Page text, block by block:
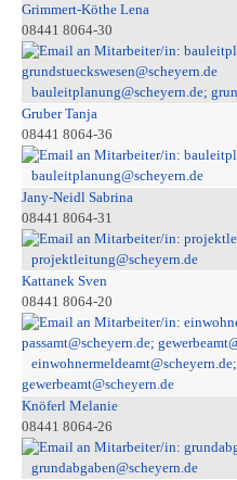
Grimmert-Köthe Lena
08441 8064-30
bauleitplanung@scheyern.de;
Gruber Tanja
08441 8064-36
bauleitplanung@scheyern.de
Jany-Neidl Sabrina
08441 8064-31
projektleitung@scheyern.de
Kattanek Sven
08441 8064-20
gewerbeamt@scheyern.de
Knöferl Melanie
08441 8064-26
grundabgaben@scheyern.de